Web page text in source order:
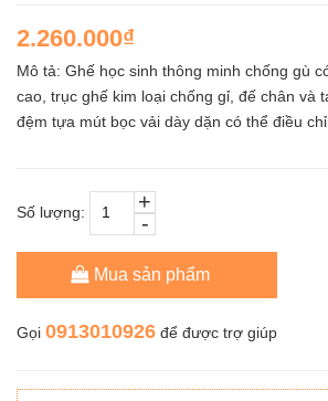
2.260.000₫
Mô tả: Ghế học sinh thông minh chống gù
cao, trục ghế kim loại chống gỉ, đế chân và
đệm tựa mút bọc vải dày dặn có thể điều
Số lượng: -
+
Mua sản phẩm
Gọi 0913010926 để được trợ giúp